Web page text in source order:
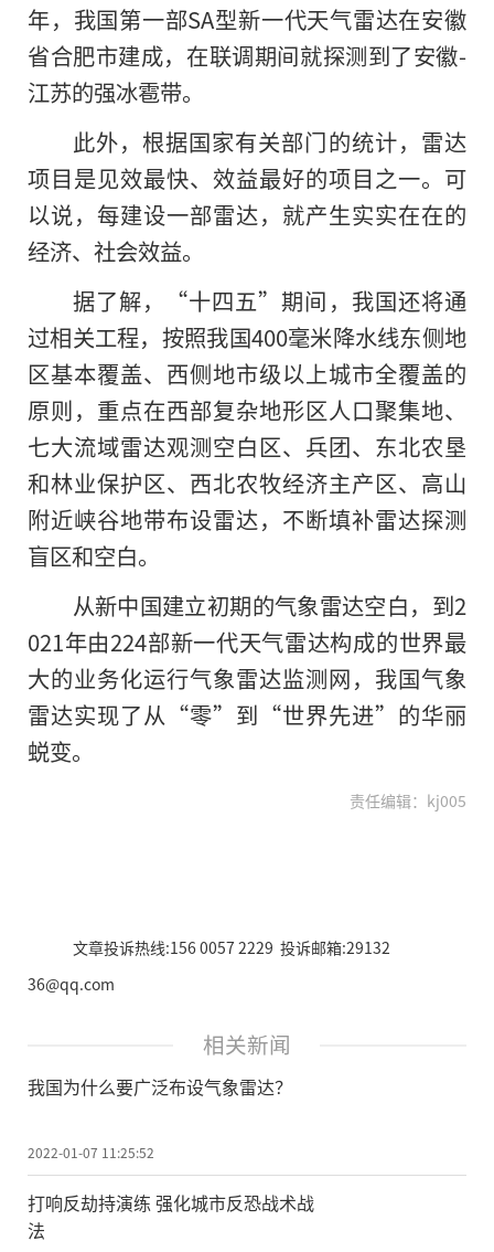
年，我国第一部SA型新一代天气雷达在安徽
省合肥市建成，在联调期间就探测到了安徽-
江苏的强冰雹带。
此外，根据国家有关部门的统计，雷达
项目是见效最快、效益最好的项目之一。可
以说，每建设一部雷达，就产生实实在在的
经济、社会效益。
据了解，“十四五”期间，我国还将通
过相关工程，按照我国400毫米降水线东侧地
区基本覆盖、西侧地市级以上城市全覆盖的
原则，重点在西部复杂地形区人口聚集地、
七大流域雷达观测空白区、兵团、东北农垦
和林业保护区、西北农牧经济主产区、高山
附近峡谷地带布设雷达，不断填补雷达探测
盲区和空白。
从新中国建立初期的气象雷达空白，到2
021年由224部新一代天气雷达构成的世界最
大的业务化运行气象雷达监测网，我国气象
雷达实现了从“零”到“世界先进”的华丽
蜕变。
责任编辑：kj005
文章投诉热线:156 0057 2229 投诉邮箱:29132
36@qq.com
相关新闻
我国为什么要广泛布设气象雷达？
2022-01-07 11:25:52
打响反劫持演练 强化城市反恐战术战
法